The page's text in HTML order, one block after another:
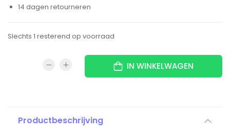
14 dagen retourneren
Slechts 1 resterend op voorraad
IN WINKELWAGEN
Productbeschrijving